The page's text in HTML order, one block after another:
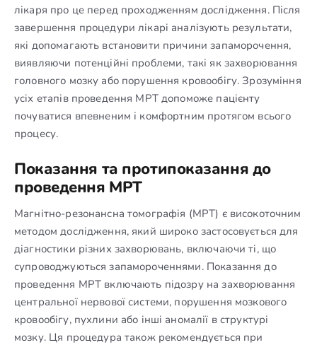
лікаря про це перед проходженням дослідження. Після
завершення процедури лікарі аналізують результати,
які допомагають встановити причини запаморочення,
виявляючи потенційні проблеми, такі як захворювання
головного мозку або порушення кровообігу. Зрозуміння
усіх етапів проведення МРТ допоможе пацієнту
почуватися впевненим і комфортним протягом всього
процесу.
Показання та протипоказання до
проведення МРТ
Магнітно-резонансна томографія (МРТ) є високоточним
методом дослідження, який широко застосовується для
діагностики різних захворювань, включаючи ті, що
супроводжуються запамороченнями. Показання до
проведення МРТ включають підозру на захворювання
центральної нервової системи, порушення мозкового
кровообігу, пухлини або інші аномалії в структурі
мозку. Ця процедура також рекомендується при